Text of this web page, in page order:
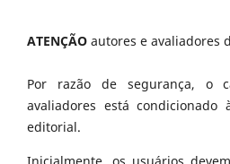
ATENÇÃO autores e avaliadores
Por razão de segurança, o
avaliadores está condicionado
editorial.
Inicialmente, os usuários